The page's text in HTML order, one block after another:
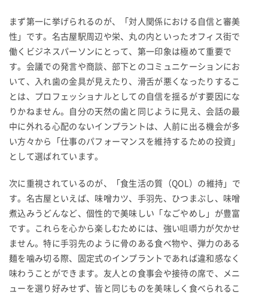
まず第一に挙げられるのが、「対人関係における自信と審美
性」です。名古屋駅周辺や栄、丸の内といったオフィス街で
働くビジネスパーソンにとって、第一印象は極めて重要で
す。会議での発言や商談、部下とのコミュニケーションにお
いて、入れ歯の金具が見えたり、滑舌が悪くなったりするこ
とは、プロフェッショナルとしての自信を揺るがす要因にな
りかねません。自分の天然の歯と同じように見え、会話の最
中に外れる心配のないインプラントは、人前に出る機会が多
い方々から「仕事のパフォーマンスを維持するための投資」
として選ばれています。
次に重視されているのが、「食生活の質（QOL）の維持」で
す。名古屋といえば、味噌カツ、手羽先、ひつまぶし、味噌
煮込みうどんなど、個性的で美味しい「なごやめし」が豊富
です。これらを心から楽しむためには、強い咀嚼力が欠かせ
ません。特に手羽先のように骨のある食べ物や、弾力のある
麺を噛み切る際、固定式のインプラントであれば違和感なく
味わうことができます。友人との食事会や接待の席で、メニ
ューを選り好みせず、皆と同じものを美味しく食べられるこ